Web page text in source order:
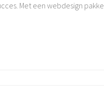
Met een webdesign